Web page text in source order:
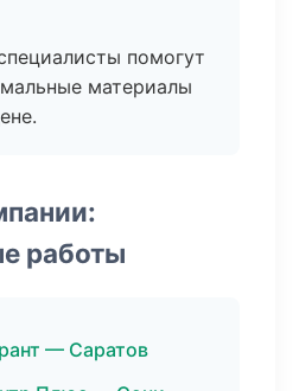
помогут
материалы
работы
— Саратов